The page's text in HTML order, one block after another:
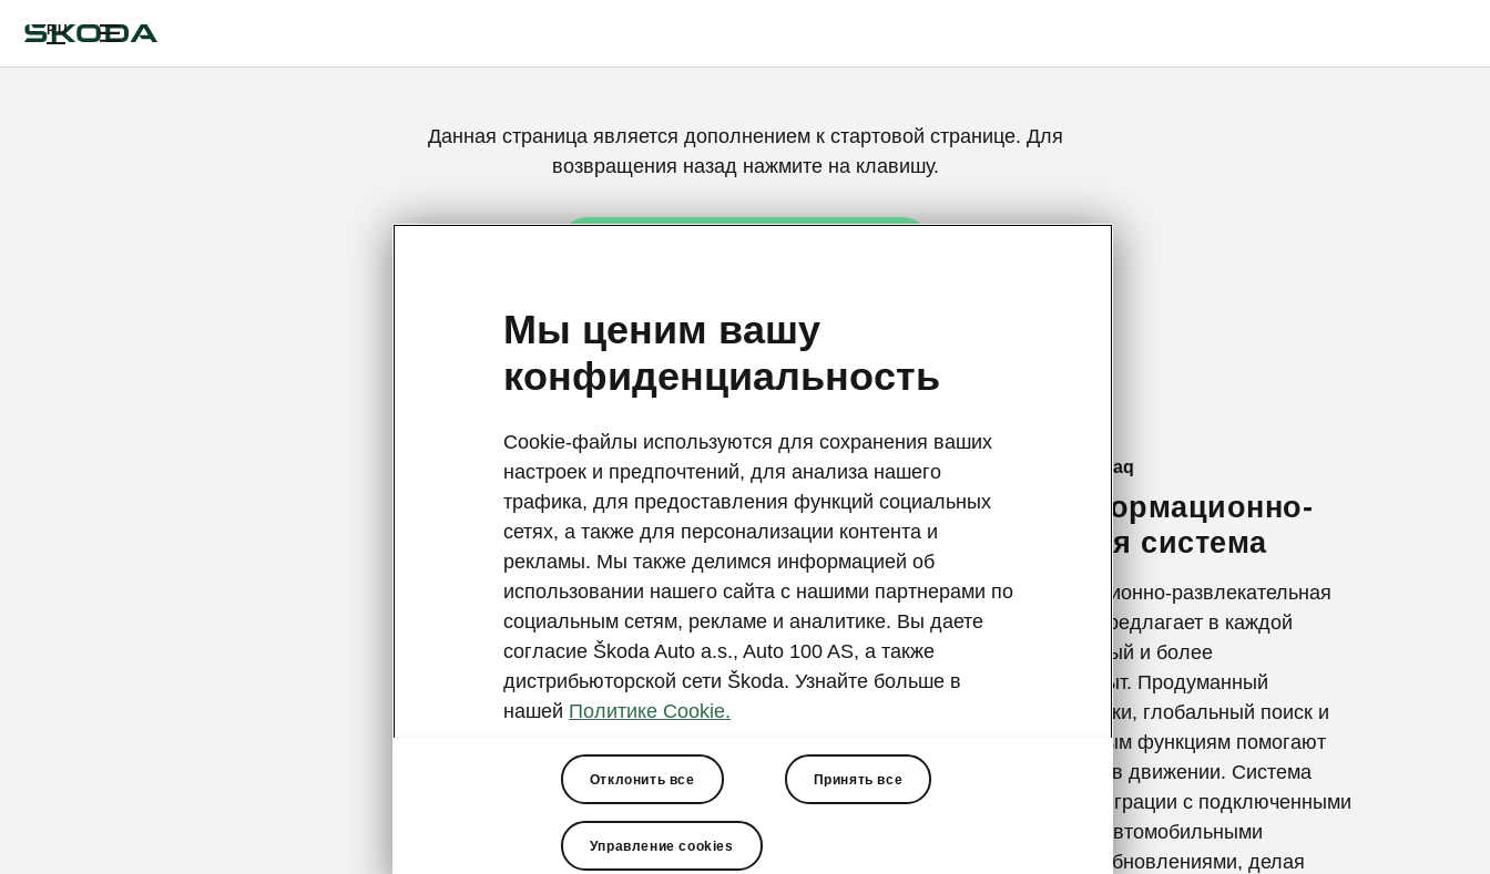
RU
Данная страница является дополнением к стартовой странице. Для
возвращения назад нажмите на клавишу.
Подключаемость Škoda Peaq
Передовая информационно-
развлекательная система
13,6-дюймовая информационно-развлекательная
система на базе Android предлагает в каждой
поездке ясный, интуитивный и более
персонализированный опыт. Продуманный
интерфейс, удобные ярлыки, глобальный поиск и
быстрый доступ к ключевым функциям помогают
легко сохранять контроль в движении. Система
создана для плавной интеграции с подключенными
сервисами, выбранными автомобильными
приложениями и онлайн-обновлениями, делая
Мы ценим вашу
конфиденциальность
Cookie-файлы используются для сохранения ваших
настроек и предпочтений, для анализа нашего
трафика, для предоставления функций социальных
сетях, а также для персонализации контента и
рекламы. Мы также делимся информацией об
использовании нашего сайта с нашими партнерами по
социальным сетям, рекламе и аналитике. Вы даете
согласие Škoda Auto a.s., Auto 100 AS, а также
дистрибьюторской сети Škoda. Узнайте больше в
нашей Политике Cookie.
Отклонить все Принять все
Управление cookies